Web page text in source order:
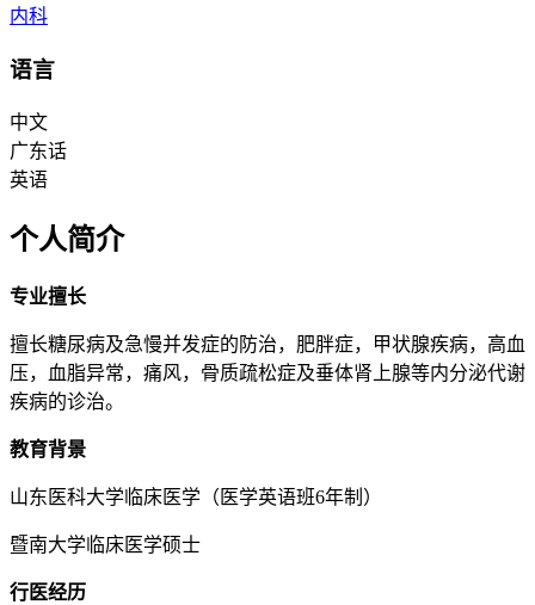
内科
语言
中文
广东话
英语
个人简介
专业擅长
擅长糖尿病及急慢并发症的防治，肥胖症，甲状腺疾病，高血
压，血脂异常，痛风，骨质疏松症及垂体肾上腺等内分泌代谢
疾病的诊治。
教育背景
山东医科大学临床医学（医学英语班6年制）
暨南大学临床医学硕士
行医经历